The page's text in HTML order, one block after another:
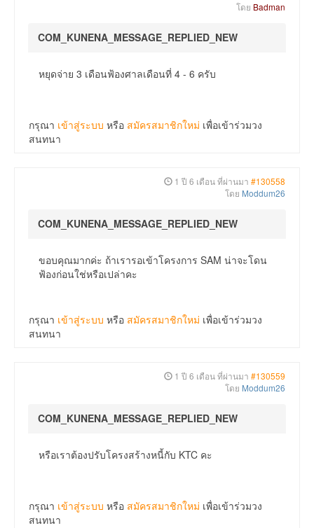
โดย Badman
COM_KUNENA_MESSAGE_REPLIED_NEW
หยุดจ่าย 3 เดือนฟ้องศาลเดือนที่ 4 - 6 ครับ
กรุณา เข้าสู่ระบบ หรือ สมัครสมาชิกใหม่ เพื่อเข้าร่วมวง
สนทนา
1 ปี 6 เดือน ที่ผ่านมา #130558
โดย Moddum26
COM_KUNENA_MESSAGE_REPLIED_NEW
ขอบคุณมากค่ะ ถ้าเรารอเข้าโครงการ SAM น่าจะโดน
ฟ้องก่อนใช่หรือเปล่าคะ
กรุณา เข้าสู่ระบบ หรือ สมัครสมาชิกใหม่ เพื่อเข้าร่วมวง
สนทนา
1 ปี 6 เดือน ที่ผ่านมา #130559
โดย Moddum26
COM_KUNENA_MESSAGE_REPLIED_NEW
หรือเราต้องปรับโครงสร้างหนี้กับ KTC คะ
กรุณา เข้าสู่ระบบ หรือ สมัครสมาชิกใหม่ เพื่อเข้าร่วมวง
สนทนา